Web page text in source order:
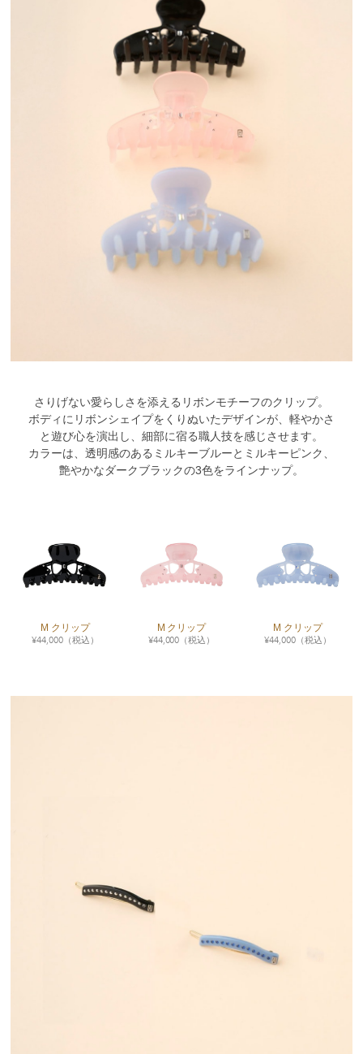
さりげない愛らしさを添えるリボンモチーフのクリップ。
ボディにリボンシェイプをくりぬいたデザインが、軽やかさ
と遊び心を演出し、細部に宿る職人技を感じさせます。
カラーは、透明感のあるミルキーブルーとミルキーピンク、
艶やかなダークブラックの3色をラインナップ。
M クリップ
¥44,000（税込）
M クリップ
¥44,000 （税込）
M クリップ
¥44,000 （税込）